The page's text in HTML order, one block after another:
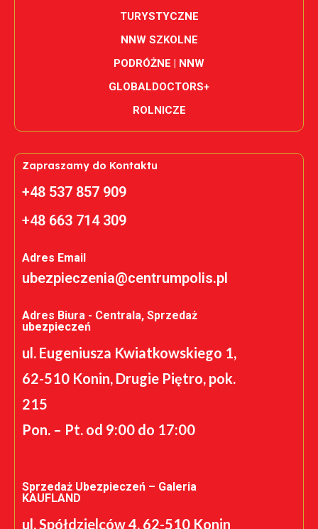
TURYSTYCZNE
NNW SZKOLNE
PODRÓŻNE | NNW
GLOBALDOCTORS+
ROLNICZE
Zapraszamy do Kontaktu
+48 537 857 909
+48 663 714 309
Adres Email
ubezpieczenia@centrumpolis.pl
Adres Biura - Centrala, Sprzedaż
ubezpieczeń
ul. Eugeniusza Kwiatkowskiego 1,
62-510 Konin, Drugie Piętro, pok.
215
Pon. – Pt. od 9:00 do 17:00
Sprzedaż Ubezpieczeń – Galeria
KAUFLAND
ul. Spółdzielców 4, 62-510 Konin